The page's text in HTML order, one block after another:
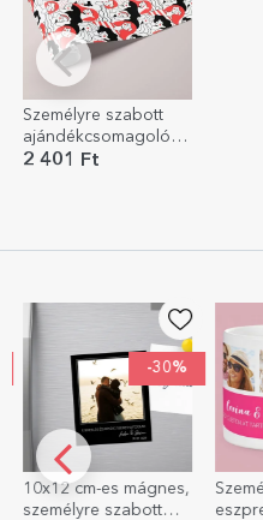
Személyre szabott
ajándékcsomagoló
papír szöveggel -
2 401 Ft
-40%
Személyre szabott
eszpresszós csésze